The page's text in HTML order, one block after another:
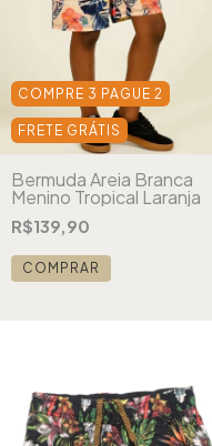
COMPRE 3 PAGUE 2
FRETE GRÁTIS
Bermuda Areia Branca
Menino Tropical Laranja
R$139,90
COMPRAR